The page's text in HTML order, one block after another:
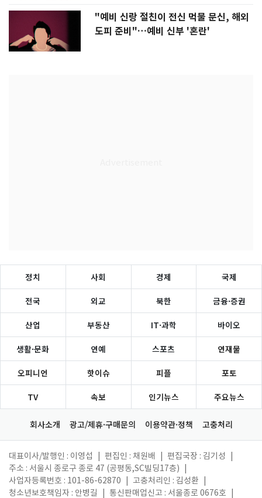
"예비 신랑 절친이 전신 먹물 문신, 해외
도피 준비"…예비 신부 '혼란'
정치 사회 경제 국제
전국 외교 북한 금융·증권
산업 부동산 IT·과학 바이오
생활·문화 연예 스포츠 연재물
오피니언 핫이슈 피플 포토
TV 속보 인기뉴스 주요뉴스
회사소개 광고/제휴·구매문의 이용약관·정책 고충처리
대표이사/발행인 : 이영섭 편집인 : 채원배 편집국장 : 김기성
주소 : 서울시 종로구 종로 47 (공평동,SC빌딩17층)
사업자등록번호 : 101-86-62870
고충처리인 : 김성환
청소년보호책임자 : 안병길
통신판매업신고 : 서울종로 0676호